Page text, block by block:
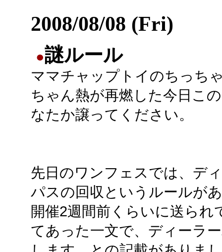
2008/08/08 (Fri)
●謎ルール
ママチャップトイのちっち
ちゃん熱が再燃した今日こ
なたか譲ってください。
先日のワンフェスでは、デ
パスの回収というルールが
開催2週間前くらいに送ら
てあった一文で、ディーラ